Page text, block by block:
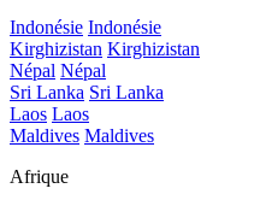
Indonésie Indonésie
Kirghizistan Kirghizistan
Népal Népal
Sri Lanka Sri Lanka
Laos Laos
Maldives Maldives
Afrique